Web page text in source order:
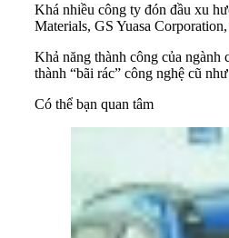
Khá nhiều công ty đón đầu xu
Materials, GS Yuasa
Khả năng thành công của
thành “bãi rác” công nghệ cũ
Có thể bạn quan tâm